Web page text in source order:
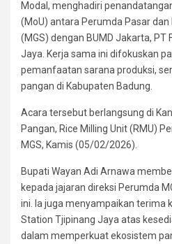
Modal, menghadiri
(MoU) antara Perumda Pasar dan
(MGS) dengan BUMD Jakarta, PT
Jaya. Kerja sama ini difokuskan
pemanfaatan sarana produksi,
pangan di Kabupaten Badung.
Acara tersebut berlangsung di
Pangan, Rice Milling Unit (RMU)
MGS, Kamis (05/02/2026).
Bupati Wayan Adi Arnawa
kepada jajaran direksi Perumda
ini. Ia juga menyampaikan terima
Station Tjipinang Jaya atas
dalam memperkuat ekosistem